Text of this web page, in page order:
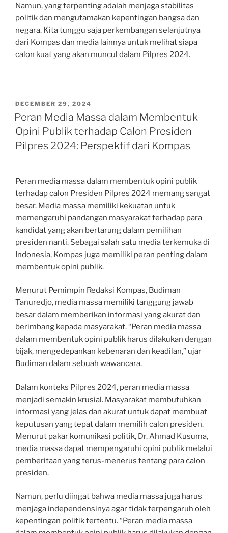
Namun, yang terpenting adalah menjaga stabilitas
politik dan mengutamakan kepentingan bangsa dan
negara. Kita tunggu saja perkembangan selanjutnya
dari Kompas dan media lainnya untuk melihat siapa
calon kuat yang akan muncul dalam Pilpres 2024.
POSTED
ON
DECEMBER 29, 2024
Peran Media Massa dalam Membentuk
Opini Publik terhadap Calon Presiden
Pilpres 2024: Perspektif dari Kompas
Peran media massa dalam membentuk opini publik
terhadap calon Presiden Pilpres 2024 memang sangat
besar. Media massa memiliki kekuatan untuk
memengaruhi pandangan masyarakat terhadap para
kandidat yang akan bertarung dalam pemilihan
presiden nanti. Sebagai salah satu media terkemuka di
Indonesia, Kompas juga memiliki peran penting dalam
membentuk opini publik.
Menurut Pemimpin Redaksi Kompas, Budiman
Tanuredjo, media massa memiliki tanggung jawab
besar dalam memberikan informasi yang akurat dan
berimbang kepada masyarakat. “Peran media massa
dalam membentuk opini publik harus dilakukan dengan
bijak, mengedepankan kebenaran dan keadilan,” ujar
Budiman dalam sebuah wawancara.
Dalam konteks Pilpres 2024, peran media massa
menjadi semakin krusial. Masyarakat membutuhkan
informasi yang jelas dan akurat untuk dapat membuat
keputusan yang tepat dalam memilih calon presiden.
Menurut pakar komunikasi politik, Dr. Ahmad Kusuma,
media massa dapat mempengaruhi opini publik melalui
pemberitaan yang terus-menerus tentang para calon
presiden.
Namun, perlu diingat bahwa media massa juga harus
menjaga independensinya agar tidak terpengaruh oleh
kepentingan politik tertentu. “Peran media massa